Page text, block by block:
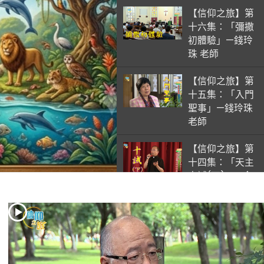
【信仰之旅】第
十六集：「彌撒
初體驗」—錢玲
珠 老師
【信仰之旅】第
十五集：「入門
聖事」—錢玲珠
老師
【信仰之旅】第
十四集：「天主
十誡(下)」—金
【信仰之旅】第
十三集：「天主
十誡(上)」—金
毓瑋 神父